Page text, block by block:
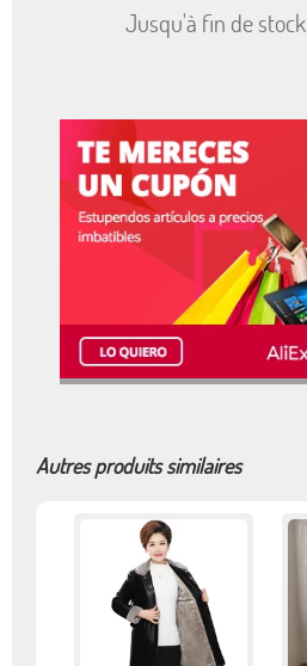
Jusqu'à fin de stock
Autres produits similaires